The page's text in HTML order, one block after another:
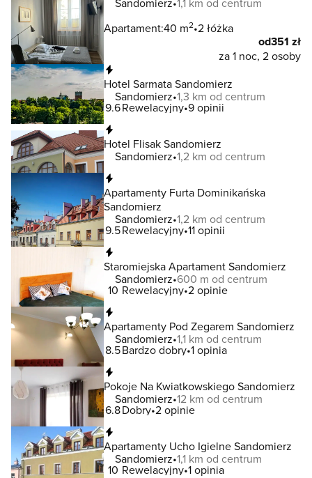
Apartament:40 m2 2 łóżka
od351 zł
za 1 noc, 2 osoby
Hotel Sarmata Sandomierz
Sandomierz 1,3 km od centrum
9.6Rewelacyjny 9 opinii
Hotel Flisak Sandomierz
Sandomierz 1,2 km od centrum
Apartamenty Furta Dominikańska
Sandomierz
Sandomierz 1,2 km od centrum
9.5Rewelacyjny 11 opinii
Staromiejska Apartament Sandomierz
Sandomierz 600 m od centrum
10 Rewelacyjny 2 opinie
Apartamenty Pod Zegarem Sandomierz
Sandomierz 1,1 km od centrum
8.5Bardzo dobry 1 opinia
Pokoje Na Kwiatkowskiego Sandomierz
Sandomierz 12 km od centrum
6.8Dobry 2 opinie
Apartamenty Ucho Igielne Sandomierz
Sandomierz 1,1 km od centrum
10 Rewelacyjny 1 opinia